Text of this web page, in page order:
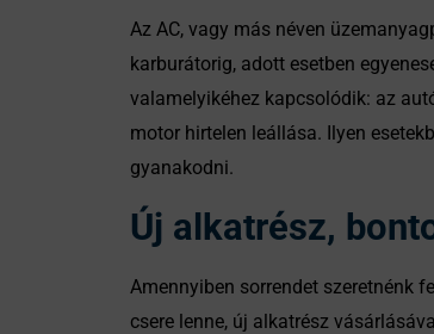
Az AC, vagy más néven
karburátorig, adott esetben
valamelyikéhez kapcsolódik: az
motor hirtelen leállása. Ilyen
gyanakodni.
Új alkatrész,
Amennyiben sorrendet szeretnénk
csere lenne, új alkatrész